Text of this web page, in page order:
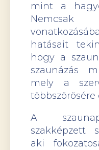
mint a
hatásait
hogy a
szaunázás
mely a
többszörösére
A
szakképzett
aki